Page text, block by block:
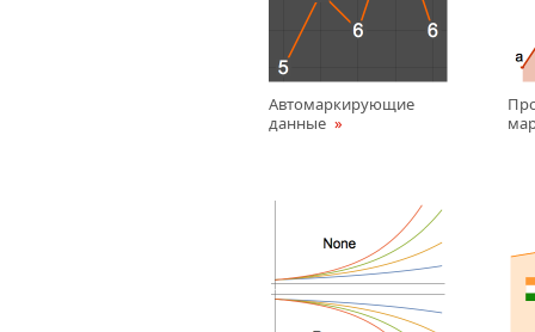
Автомаркирующие
данные